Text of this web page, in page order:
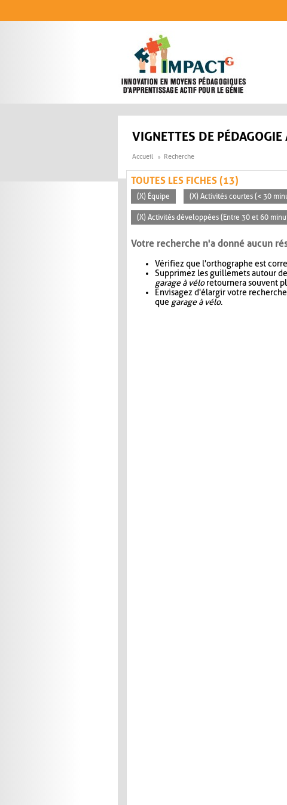
VIGNETTES DE PÉDAGOGIE
Accueil Recherche
TOUTES LES FICHES (13)
(X) Équipe (X) Activités courtes (< 30
(X) Activités développées (Entre 30 et 60
Votre recherche n'a donné aucun
Vérifiez que l'orthographe est
Supprimez les guillemets autour
garage à véloretournera souvent
Envisagez d'élargir votre
que garage à vélo.